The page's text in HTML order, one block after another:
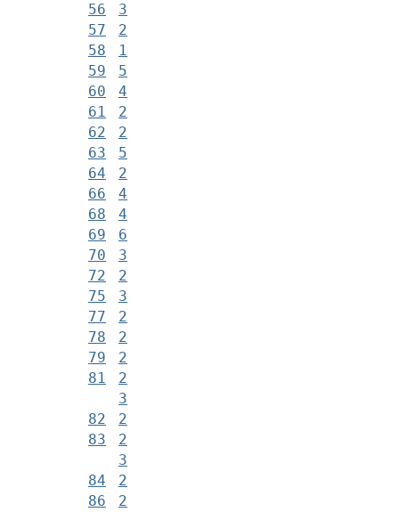
56
3
57
2
58
1
59
5
60
4
61
2
62
2
63
5
64
2
66
4
68
4
69
6
70
3
72
2
75
3
77
2
78
2
79
2
81
2
3
82
2
83
2
3
84
2
86
2